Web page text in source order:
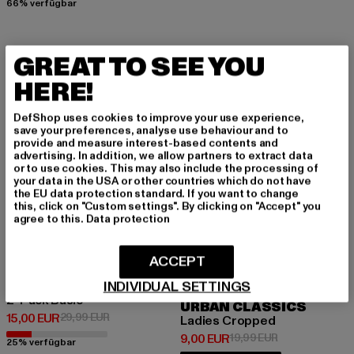
66% verfügbar
-50%
URBAN CLASSICS
2-Pack Basic
15,00 EUR
Derzeitiger Preis: 15,00 EUR
29,99 EURAktionspreis: 29,99 EUR
25% verfügbar
-55%
URBAN CLASSICS
Ladies Cropped
9,00 EUR
Derzeitiger Preis: 9,00 EUR
19,99 EURAktionspreis:
GREAT TO SEE YOU
HERE!
DefShop uses cookies to improve your use experience,
save your preferences, analyse use behaviour and to
provide and measure interest-based contents and
advertising. In addition, we allow partners to extract data
or to use cookies. This may also include the processing of
your data in the USA or other countries which do not have
the EU data protection standard. If you want to change
this, click on "Custom settings". By clicking on "Accept" you
agree to this. Data protection
INDIVIDUAL SETTINGS
ACCEPT